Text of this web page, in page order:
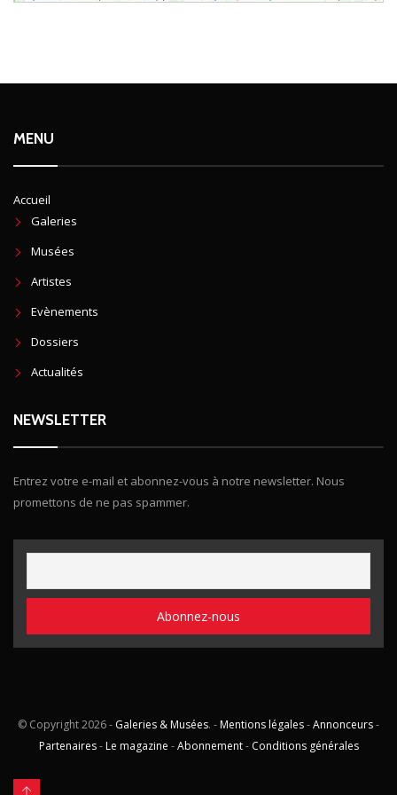
MENU
Accueil
Galeries
Musées
Artistes
Evènements
Dossiers
Actualités
NEWSLETTER
Entrez votre e-mail et abonnez-vous à notre newsletter. Nous
promettons de ne pas spammer.
© Copyright2026 - Galeries & Musées. - Mentions légales-Annonceurs-
Partenaires- Le magazine -Abonnement- Conditions générales